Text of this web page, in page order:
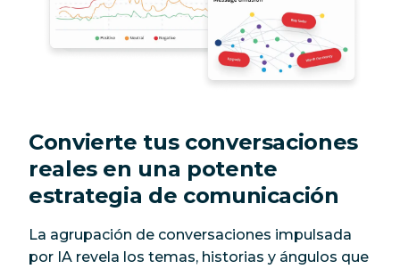
Convierte tus conversaciones
reales en una potente
estrategia de comunicación
La agrupación de conversaciones impulsada
por IA revela los temas, historias y ángulos que